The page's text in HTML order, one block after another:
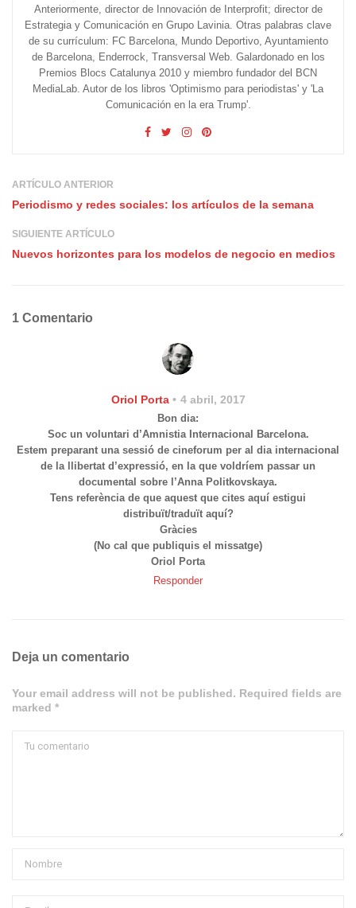
Anteriormente, director de Innovación de Interprofit; director de
Estrategia y Comunicación en Grupo Lavinia. Otras palabras clave
de su currículum: FC Barcelona, Mundo Deportivo, Ayuntamiento
de Barcelona, Enderrock, Transversal Web. Galardonado en los
Premios Blocs Catalunya 2010 y miembro fundador del BCN
MediaLab. Autor de los libros 'Optimismo para periodistas' y 'La
Comunicación en la era Trump'.
ARTÍCULO ANTERIOR
Periodismo y redes sociales: los artículos de la semana
SIGUIENTE ARTÍCULO
Nuevos horizontes para los modelos de negocio en medios
1 Comentario
Oriol Porta 4 abril, 2017
Bon dia:
Soc un voluntari d’Amnistia Internacional Barcelona.
Estem preparant una sessió de cineforum per al dia internacional
de la llibertat d’expressió, en la que voldríem passar un
documental sobre l’Anna Politkovskaya.
Tens referència de que aquest que cites aquí estigui
distribuït/traduït aquí?
Gràcies
(No cal que publiquis el missatge)
Oriol Porta
Responder
Deja un comentario
Your email address will not be published. Required fields are
marked *